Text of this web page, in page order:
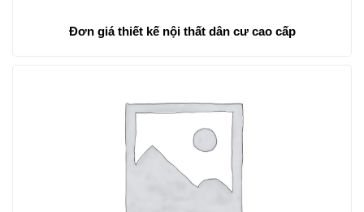
Đơn giá thiết kế nội thất dân cư cao cấp